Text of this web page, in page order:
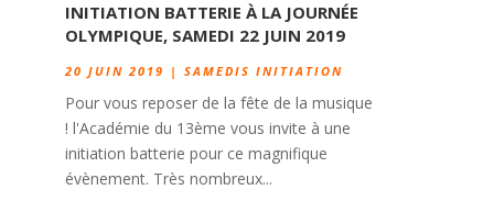
INITIATION BATTERIE À LA JOURNÉE
OLYMPIQUE, SAMEDI 22 JUIN 2019
20 JUIN 2019 | SAMEDIS INITIATION
Pour vous reposer de la fête de la musique
! l'Académie du 13ème vous invite à une
initiation batterie pour ce magnifique
évènement. Très nombreux...